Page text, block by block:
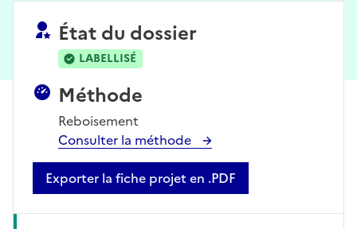
État du dossier
LABELLISÉ
Méthode
Reboisement
Consulter la méthode
Exporter la fiche projet en .PDF